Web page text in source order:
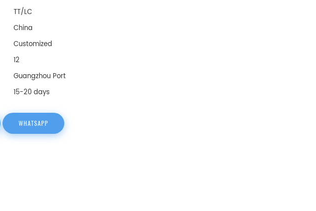
TT/LC
China
Customized
12
Guangzhou Port
15-20 days
WHATSAPP